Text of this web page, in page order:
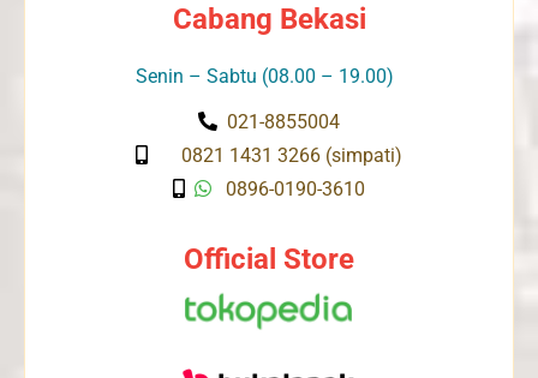
Cabang Bekasi
Senin – Sabtu (08.00 – 19.00)
021-8855004
0821 1431 3266 (simpati)
0896-0190-3610
Official Store